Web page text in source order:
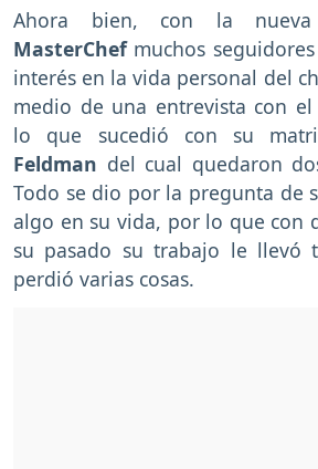
Ahora bien, con la nueva
MasterChef muchos
interés en la vida personal del
medio de una entrevista con el
lo que sucedió con su
Feldman del cual quedaron
Todo se dio por la pregunta de
algo en su vida, por lo que con
su pasado su trabajo le llevó
perdió varias cosas.